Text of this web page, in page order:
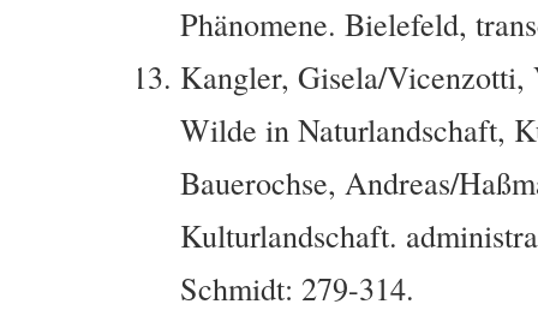
Phänomene. Bielefeld,
Kangler, Gisela/
Wilde in Naturlandschaft,
Bauerochse, Andreas/
Kulturlandschaft.
Schmidt: 279-314.